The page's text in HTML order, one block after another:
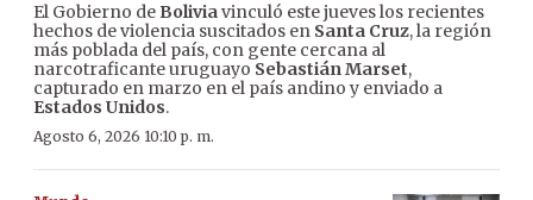
El Gobierno de Boliviavinculó este jueves los recientes
hechos de violencia suscitados en Santa Cruz, la región
más poblada del país, con gente cercana al
narcotraficante uruguayo Sebastián Marset,
capturado en marzo en el país andino y enviado a
Estados Unidos.
Agosto 6, 2026 10:10 p. m.